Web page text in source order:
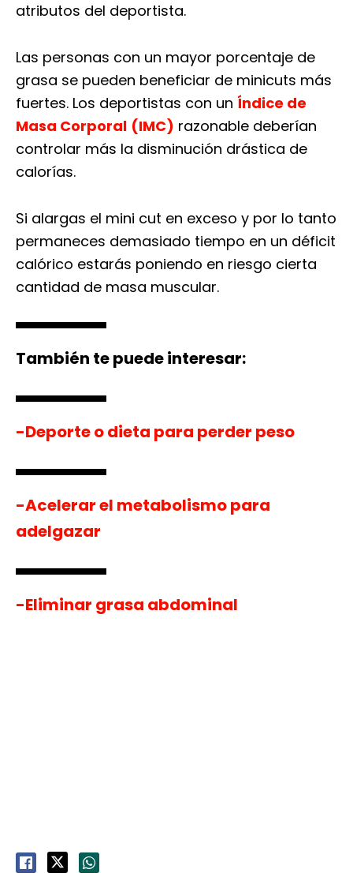
atributos del deportista.
Las personas con un mayor porcentaje de
grasa se pueden beneficiar de minicuts más
fuertes. Los deportistas con un Índice de
Masa Corporal (IMC) razonable deberían
controlar más la disminución drástica de
calorías.
Si alargas el mini cut en exceso y por lo tanto
permaneces demasiado tiempo en un déficit
calórico estarás poniendo en riesgo cierta
cantidad de masa muscular.
También te puede interesar:
-Deporte o dieta para perder peso
-Acelerar el metabolismo para
adelgazar
-Eliminar grasa abdominal